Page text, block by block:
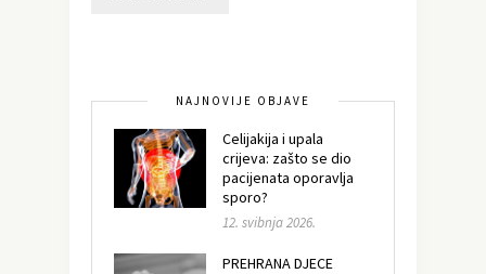
NAJNOVIJE OBJAVE
Celijakija i upala
crijeva: zašto se dio
pacijenata oporavlja
sporo?
12. svibnja 2026.
PREHRANA DJECE